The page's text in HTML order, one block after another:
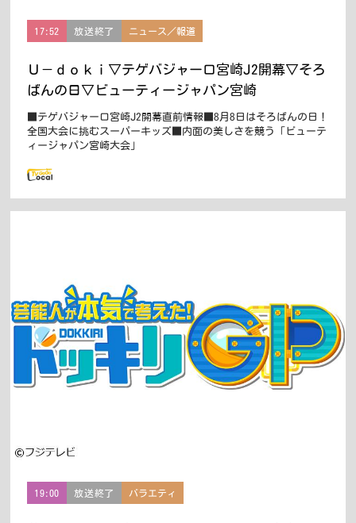
17:52 放送終了 ニュース／報道
Ｕ－ｄｏｋｉ▽テゲバジャーロ宮崎J2開幕▽そろ
ばんの日▽ビューティージャパン宮崎
■テゲバジャーロ宮崎J2開幕直前情報■8月8日はそろばんの日！
全国大会に挑むスーパーキッズ■内面の美しさを競う「ビューテ
ィージャパン宮崎大会」
19:00 放送終了 バラエティ